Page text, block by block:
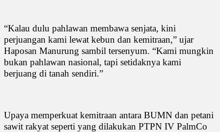
“Kalau dulu pahlawan membawa senjata, kini
perjuangan kami lewat kebun dan kemitraan,” ujar
Haposan Manurung sambil tersenyum. “Kami mungkin
bukan pahlawan nasional, tapi setidaknya kami
berjuang di tanah sendiri.”
Upaya memperkuat kemitraan antara BUMN dan petani
sawit rakyat seperti yang dilakukan PTPN IV PalmCo